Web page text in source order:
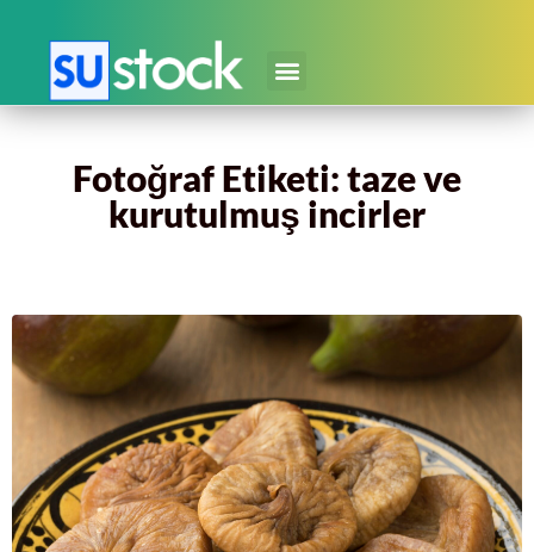
Fotoğraf Etiketi: taze ve
kurutulmuş incirler